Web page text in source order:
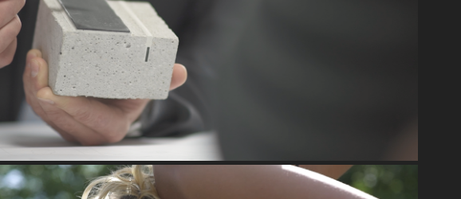
IMAGEFILM
2023